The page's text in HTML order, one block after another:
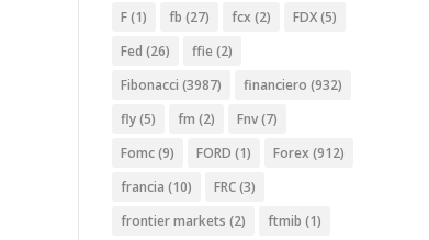
F(1) fb (27) fcx (2) FDX(5)
Fed (26) ffie (2)
Fibonacci (3987) financiero (932)
fly(5) fm (2) Fnv(7)
Fomc(9) FORD (1) Forex (912)
francia (10) FRC(3)
frontier markets (2) ftmib (1)